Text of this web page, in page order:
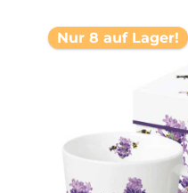
Nur 8 auf Lager!